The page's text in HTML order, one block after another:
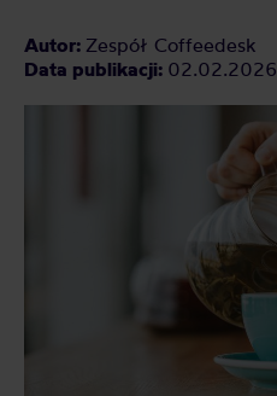
Autor: Zespół Coffeedesk
Data publikacji: 02.02.2026